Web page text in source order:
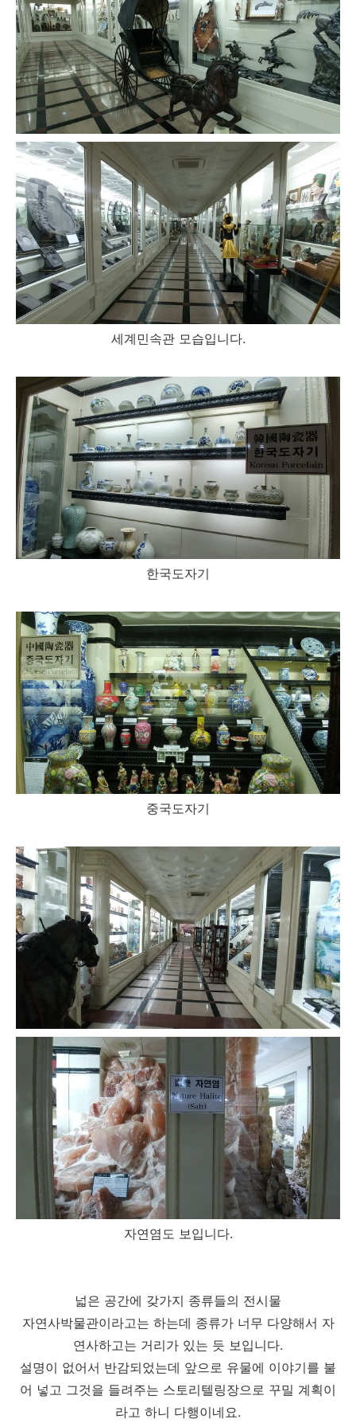
세계민속관 모습입니다.
한국도자기
중국도자기
자연염도 보입니다.
넓은 공간에 갖가지 종류들의 전시물
자연사박물관이라고는 하는데 종류가 너무 다양해서 자
연사하고는 거리가 있는 듯 보입니다.
설명이 없어서 반감되었는데 앞으로 유물에 이야기를 불
어 넣고 그것을 들려주는 스토리텔링장으로 꾸밀 계획이
라고 하니 다행이네요.